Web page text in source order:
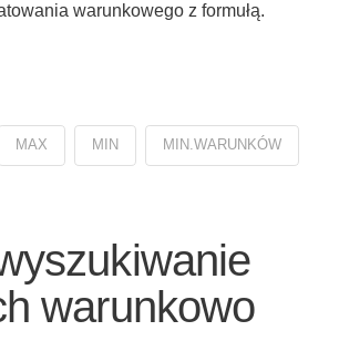
warunkowego z formułą.
MAX MIN MIN.WARUNKÓW
warunkowo